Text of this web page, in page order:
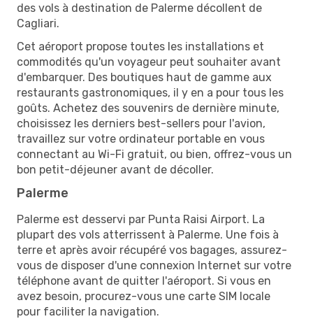
des vols à destination de Palerme décollent de
Cagliari.
Cet aéroport propose toutes les installations et
commodités qu'un voyageur peut souhaiter avant
d'embarquer. Des boutiques haut de gamme aux
restaurants gastronomiques, il y en a pour tous les
goûts. Achetez des souvenirs de dernière minute,
choisissez les derniers best-sellers pour l'avion,
travaillez sur votre ordinateur portable en vous
connectant au Wi-Fi gratuit, ou bien, offrez-vous un
bon petit-déjeuner avant de décoller.
Palerme
Palerme est desservi par Punta Raisi Airport. La
plupart des vols atterrissent à Palerme. Une fois à
terre et après avoir récupéré vos bagages, assurez-
vous de disposer d'une connexion Internet sur votre
téléphone avant de quitter l'aéroport. Si vous en
avez besoin, procurez-vous une carte SIM locale
pour faciliter la navigation.